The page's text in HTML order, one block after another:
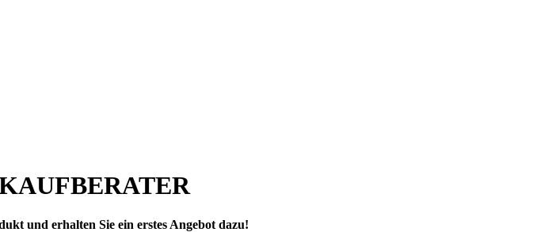
und erhalten Sie ein erstes Angebot dazu!